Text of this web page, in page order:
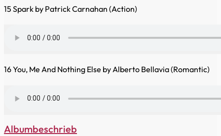
15 Spark by Patrick Carnahan (Action)
16 You, Me And Nothing Else by Alberto Bellavia (Romantic)
Albumbeschrieb